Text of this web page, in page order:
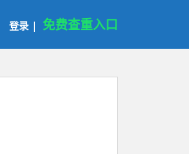
登录 | 免费查重入口